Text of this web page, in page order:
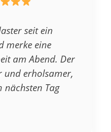
seit ein
merke eine
am Abend. Der
und erholsamer,
nächsten Tag